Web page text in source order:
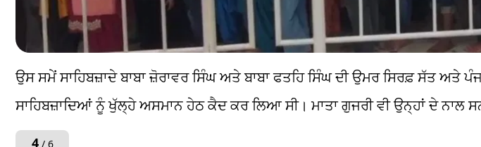
ਉਸ ਸਮੇਂ ਸਾਹਿਬਜ਼ਾਦੇ ਬਾਬਾ ਜ਼ੋਰਾਵਰ ਸਿੰਘ ਅਤੇ ਬਾਬਾ ਫਤਹਿ ਸਿੰਘ ਦੀ ਉਮਰ ਸਿਰਫ਼ ਸੱਤ ਅਤੇ
ਸਾਹਿਬਜ਼ਾਦਿਆਂ ਨੂੰ ਖੁੱਲ੍ਹੇ ਅਸਮਾਨ ਹੇਠ ਕੈਦ ਕਰ ਲਿਆ ਸੀ। ਮਾਤਾ ਗੁਜਰੀ ਵੀ ਉਨ੍ਹਾਂ ਦੇ ਨਾਲ
4/ 6